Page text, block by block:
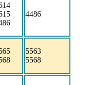
4486
5563
5568